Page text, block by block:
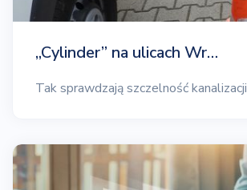
„Cylinder” na ulicach Wr…
Tak sprawdzają szczelność kanalizacji